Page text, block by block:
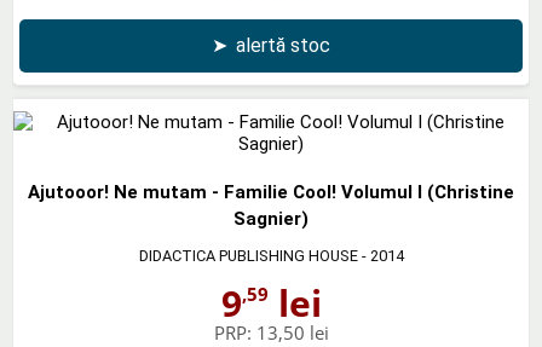
➤ alertă stoc
Ajutooor! Ne mutam - Familie Cool! Volumul I (Christine
Sagnier)
DIDACTICA PUBLISHING HOUSE- 2014
9,59 lei
PRP: 13,50 lei